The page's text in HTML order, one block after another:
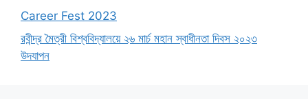
Career Fest 2023
রবীন্দ্র মৈত্রী বিশ্ববিদ্যালয়ে ২৬ মার্চ মহান স্বাধীনতা দিবস ২০২৩
উদযাপন